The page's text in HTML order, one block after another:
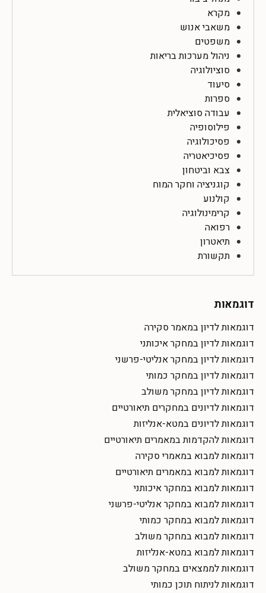
מקרא
משאבי אנוש
משפטים
ניהול מערכות בריאות
סוציולוגיה
סיעוד
ספרות
עבודה סוציאלית
פילוסופיה
פסיכולוגיה
פסיכיאטריה
צבא וביטחון
קוגניציה וחקר המוח
קולנוע
קרימינולוגיה
רפואה
תיאטרון
תקשורת
דוגמאות
דוגמאות לדיון במאמר סקירה
דוגמאות לדיון במחקר איכותני
דוגמאות לדיון במחקר אנליטי-פרשני
דוגמאות לדיון במחקר כמותי
דוגמאות לדיון במחקר משולב
דוגמאות לדיונים במחקרים תיאורטיים
דוגמאות לדיונים במטא-אנליזות
דוגמאות להקדמות במאמרים תיאורטיים
דוגמאות למבוא במאמרי סקירה
דוגמאות למבוא במאמרים תיאורטיים
דוגמאות למבוא במחקר איכותני
דוגמאות למבוא במחקר אנליטי-פרשני
דוגמאות למבוא במחקר כמותי
דוגמאות למבוא במחקר משולב
דוגמאות למבוא במטא-אנליזות
דוגמאות לממצאים במחקר משולב
דוגמאות לניתוח תוכן כמותי